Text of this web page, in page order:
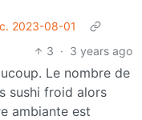
2023-08-01
3 · 3 years ago
Le nombre de
sushi froid alors
ambiante est